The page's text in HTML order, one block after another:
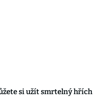
si užít smrtelný hřích